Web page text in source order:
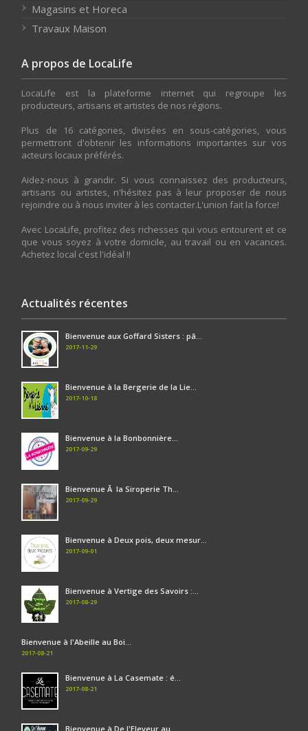
Magasins et Horeca
Travaux Maison
A propos de LocaLife
LocaLife est la plateforme internet qui regroupe les
producteurs, artisans et artistes de nos régions.
Plus de 16 catégories, divisées en sous-catégories, vous
permettront d'obtenir les informations importantes sur vos
acteurs locaux préférés.
Aidez-nous à grandir. Si vous connaissez des producteurs,
artisans ou artistes, n'hésitez pas à leur proposer de nous
rejoindre ou à nous inviter à les contacter.L'union fait la force!
Avec LocaLife, profitez des richesses qui vous entourent et ce
que vous soyez à votre domicile, au travail ou en vacances.
Achetez local c'est l'idéal !!
Actualités récentes
Bienvenue aux Goffard Sisters : pâ...
2017-11-29
Bienvenue à la Bergerie de la Lie...
2017-10-18
Bienvenue à la Bonbonnière...
2017-09-29
Bienvenue Ã la Siroperie Th...
2017-09-29
Bienvenue à Deux pois, deux mesur...
2017-09-01
Bienvenue à Vertige des Savoirs :...
2017-08-29
Bienvenue à l'Abeille au Boi...
2017-08-21
Bienvenue à La Casemate : é...
2017-08-21
Bienvenue à De l'Eleveur au ...